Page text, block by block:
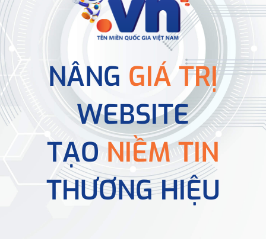
NÂNG GIÁ TRỊ
WEBSITE
TẠONIỀM TIN
THƯƠNG HIỆU